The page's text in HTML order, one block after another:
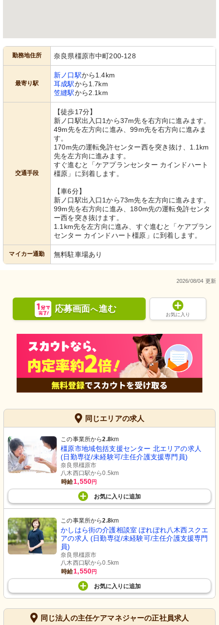
勤務地住所 奈良県橿原市中町200-128
最寄り駅
新ノ口駅から1.4km
耳成駅から1.7km
笠縫駅から2.1km
交通手段
【徒歩17分】
新ノ口駅出入口1から37m先を右方向に進みます。
49m先を左方向に進み、99m先を右方向に進みま
す。
170m先の運転免許センター西を突き抜け、1.1km
先を左方向に進みます。
すぐ進むと「ケアプランセンター カインドハート
橿原」に到着します。
【車6分】
新ノ口駅出入口1から73m先を左方向に進みます。
99m先を右方向に進み、180m先の運転免許センタ
ー西を突き抜けます。
1.1km先を左方向に進み、すぐ進むと「ケアプラン
センター カインドハート橿原」に到着します。
マイカー通勤 無料駐車場あり
2026/08/04 更新
応募画面へ進む
お気に入り
同じエリアの求人
この事業所から2.8km
橿原市地域包括支援センター 北エリアの求人
(日勤専従/未経験可/主任介護支援専門員)
奈良県橿原市
八木西口駅から0.5km
時給1,550円
お気に入り に追加
この事業所から2.8km
かしはら街の介護相談室 ぽれぽれ八木西スクエ
アの求人 (日勤専従/未経験可/主任介護支援専門
員)
奈良県橿原市
八木西口駅から0.5km
時給1,550円
お気に入り に追加
同じ法人の主任ケアマネジャーの正社員求人